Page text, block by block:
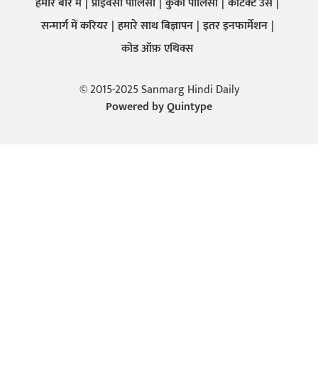
सन्मार्ग में करियर हमारे साथ बिज्ञापन इतर इनफार्मेशन
कोड ऑफ़ एथिक्स
© 2015-2025 Sanmarg Hindi Daily
Powered byQuintype